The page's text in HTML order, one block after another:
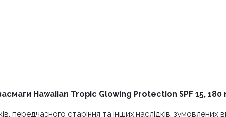
Hawaiian Tropic Glowing Protection SPF 15, 180
передчасного старіння та інших наслідків,